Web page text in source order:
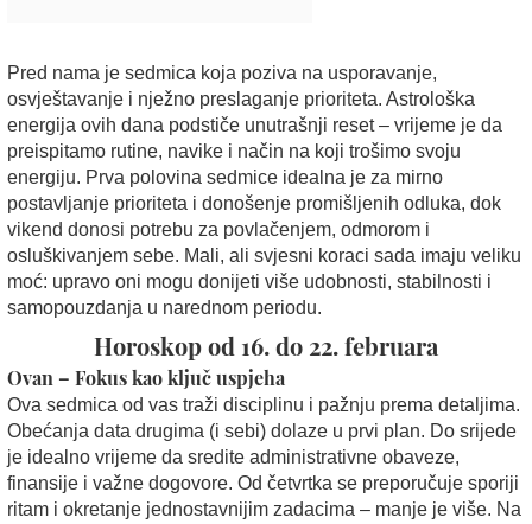
Pred nama je sedmica koja poziva na usporavanje,
osvještavanje i nježno preslaganje prioriteta. Astrološka
energija ovih dana podstiče unutrašnji reset – vrijeme je da
preispitamo rutine, navike i način na koji trošimo svoju
energiju. Prva polovina sedmice idealna je za mirno
postavljanje prioriteta i donošenje promišljenih odluka, dok
vikend donosi potrebu za povlačenjem, odmorom i
osluškivanjem sebe. Mali, ali svjesni koraci sada imaju veliku
moć: upravo oni mogu donijeti više udobnosti, stabilnosti i
samopouzdanja u narednom periodu.
Horoskop od 16. do 22. februara
Ovan – Fokus kao ključ uspjeha
Ova sedmica od vas traži disciplinu i pažnju prema detaljima.
Obećanja data drugima (i sebi) dolaze u prvi plan. Do srijede
je idealno vrijeme da sredite administrativne obaveze,
finansije i važne dogovore. Od četvrtka se preporučuje sporiji
ritam i okretanje jednostavnijim zadacima – manje je više. Na